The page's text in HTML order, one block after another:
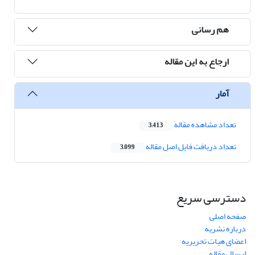
هم رسانی
ارجاع به این مقاله
آمار
تعداد مشاهده مقاله 3,413
تعداد دریافت فایل اصل مقاله 3,099
دسترسی سریع
صفحه اصلی
درباره نشریه
اعضای هیات تحریریه